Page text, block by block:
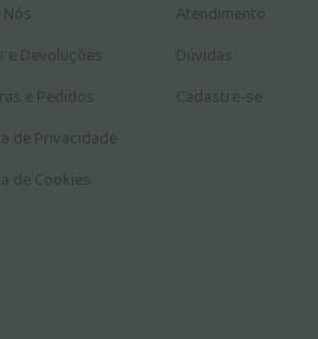
e Devoluções
e Pedidos
de Privacidade
de Cookies
Atendimento
Dúvidas
Cadastre-se